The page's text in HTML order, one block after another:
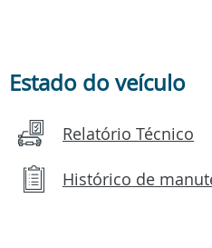
Estado do veículo
Relatório Técnico
Histórico de